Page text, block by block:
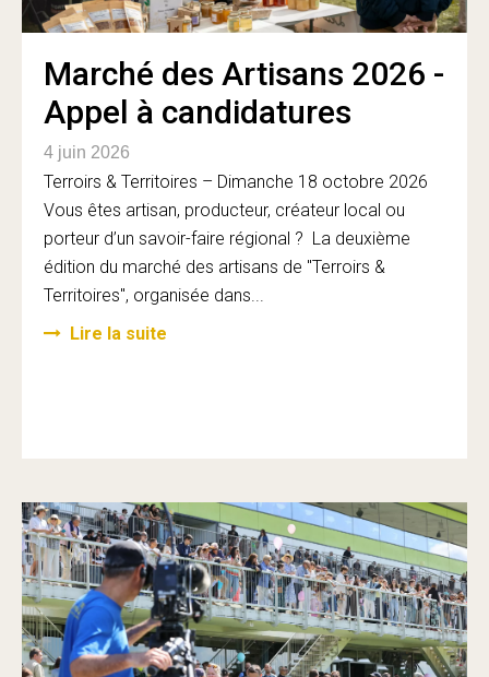
Marché des Artisans 2026 -
Appel à candidatures
4 juin 2026
Terroirs & Territoires – Dimanche 18 octobre 2026
Vous êtes artisan, producteur, créateur local ou
porteur d’un savoir-faire régional ? La deuxième
édition du marché des artisans de "Terroirs &
Territoires", organisée dans...
Lire la suite